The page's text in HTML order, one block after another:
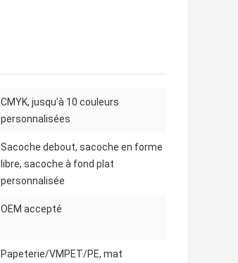
CMYK, jusqu'à 10 couleurs
personnalisées
Sacoche debout, sacoche en forme
libre, sacoche à fond plat
personnalisée
OEM accepté
Papeterie/VMPET/PE, mat